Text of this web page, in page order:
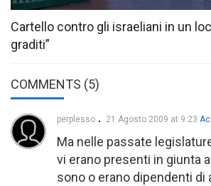
Cartello contro gli israeliani in un
graditi”
COMMENTS (5)
perplesso 21 Agosto 2009 at 9:23
Ma nelle passate
vi erano presenti in giunta
sono o erano dipendenti di